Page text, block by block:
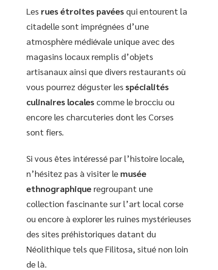
Les rues étroites pavées qui entourent la
citadelle sont imprégnées d’une
atmosphère médiévale unique avec des
magasins locaux remplis d’objets
artisanaux ainsi que divers restaurants où
vous pourrez déguster les spécialités
culinaires locales comme le brocciu ou
encore les charcuteries dont les Corses
sont fiers.
Si vous êtes intéressé par l’histoire locale,
n’hésitez pas à visiter le musée
ethnographique regroupant une
collection fascinante sur l’art local corse
ou encore à explorer les ruines mystérieuses
des sites préhistoriques datant du
Néolithique tels que Filitosa, situé non loin
de là.